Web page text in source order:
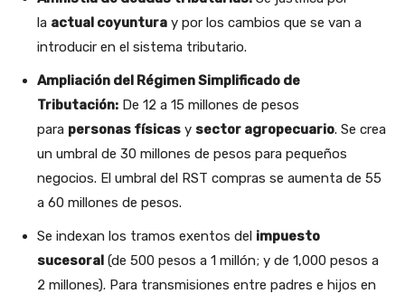
la actual coyuntura y por los cambios que se van a
introducir en el sistema tributario.
Ampliación del Régimen Simplificado de
Tributación: De 12 a 15 millones de pesos
para personas físicas y sector agropecuario. Se crea
un umbral de 30 millones de pesos para pequeños
negocios. El umbral del RST compras se aumenta de 55
a 60 millones de pesos.
Se indexan los tramos exentos del impuesto
sucesoral (de 500 pesos a 1 millón; y de 1,000 pesos a
2 millones). Para transmisiones entre padres e hijos en